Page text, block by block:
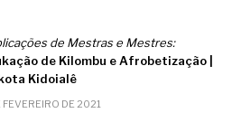
de Mestras e Mestres:
de Kilombu e Afrobetização |
Kidoialê
FEVEREIRO DE 2021